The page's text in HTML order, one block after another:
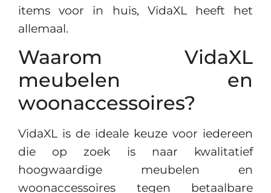
items voor in huis, VidaXL heeft het
allemaal.
Waarom VidaXL
meubelen en
woonaccessoires?
VidaXL is de ideale keuze voor iedereen
die op zoek is naar kwalitatief
hoogwaardige meubelen en
woonaccessoires tegen betaalbare